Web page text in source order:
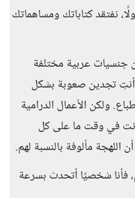
نفتقد كتاباتك ومساهماتك
جنسيات عربية مختلفة
أنتِ تجدين صعوبة بشكل
ولكن الأعمال الدرامية
في وقت ما على كل
اللهجة مألوفة بالنسبة لهم.
فأنا شخصيًا أتحدث بسرعة